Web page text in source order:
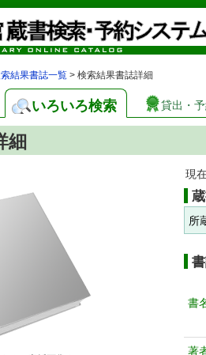
結果書誌一覧 > 検索結果書誌詳細
いろいろ検索 貸出・
細
現
所
書
著